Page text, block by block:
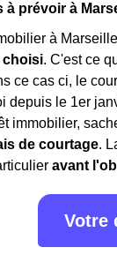
prévoir à
à
choisi. C'est ce
ce cas ci, le
depuis le 1er
immobilier,
de courtage.
avant
Votre